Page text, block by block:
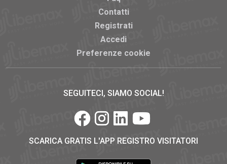
Contatti
Registrati
Accedi
Preferenze cookie
SEGUITECI, SIAMO SOCIAL!
SCARICA GRATIS L'APP REGISTRO VISITATORI